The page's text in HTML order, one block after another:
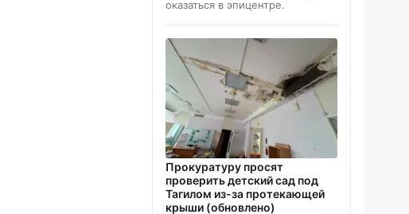
оказаться в эпицентре.
Прокуратуру просят
проверить детский сад под
Тагилом из-за протекающей
крыши (обновлено)